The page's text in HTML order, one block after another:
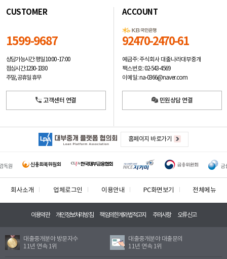
CUSTOMER
1599-9687
상담가능시간: 평일10:00 -17:00
점심시간: 12:30 - 13:30
주말, 공휴일 휴무
고객센터 연결
ACCOUNT
92470-2470-61
예금주: 주식회사 대출나라대부중개
팩스번호: 02-543-4569
이메일: na-0366@naver.com
민원상담 연결
홈페이지 바로가기
회사소개 업체로그인 이용안내 PC화면보기 전체메뉴
이용약관 개인정보처리방침 책임의한계와법적고지 주의사항 오류신고
대출중개분야 방문자수
11년 연속 1위
대출중개분야 대출문의
11년 연속 1위